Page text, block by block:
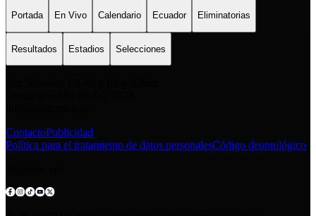
Portada En Vivo Calendario Ecuador Eliminatorias
Resultados Estadios Selecciones
ContactoPublicidad
Política para el tratamiento de datos personalesCódigo deontológico